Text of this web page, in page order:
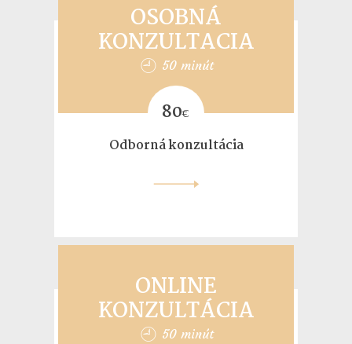
OSOBNÁ
KONZULTACIA
50 minút
80€
Odborná konzultácia
ONLINE
KONZULTÁCIA
50 minút